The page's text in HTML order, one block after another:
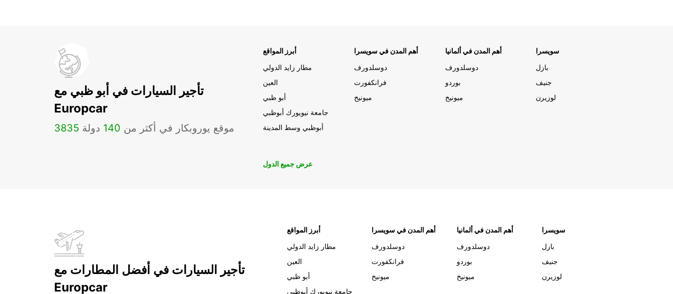
تأجير السيارات في أبو ظبي مع
Europcar
3835 موقع يوروبكار في أكثر من 140 دولة
أبرز المواقع
مطار زايد الدولي
العين
أبو ظبي
جامعة نيويورك أبوظبي
أبوظبي وسط المدينة
أهم المدن في سويسرا
دوسلدورف
فرانكفورت
ميونيخ
أهم المدن في ألمانيا
دوسلدورف
بوردو
ميونيخ
سويسرا
بازل
جنيف
لوزيرن
عرض جميع الدول
تأجير السيارات في أفضل المطارات مع
Europcar
أبرز المواقع
مطار زايد الدولي
العين
أبو ظبي
جامعة نيويورك أبوظبي
أهم المدن في سويسرا
دوسلدورف
فرانكفورت
ميونيخ
أهم المدن في ألمانيا
دوسلدورف
بوردو
ميونيخ
سويسرا
بازل
جنيف
لوزيرن